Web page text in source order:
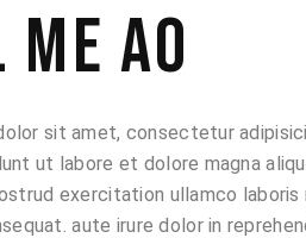
AO
sit amet, consectetur
ut labore et dolore magna
exercitation ullamco laboris
aute irure dolor in